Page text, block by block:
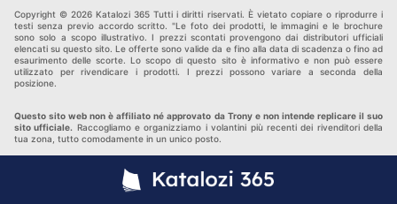
Copyright © 2026 Katalozi 365 Tutti i diritti riservati. È vietato copiare o riprodurre i
testi senza previo accordo scritto. "Le foto dei prodotti, le immagini e le brochure
sono solo a scopo illustrativo. I prezzi scontati provengono dai distributori ufficiali
elencati su questo sito. Le offerte sono valide da e fino alla data di scadenza o fino ad
esaurimento delle scorte. Lo scopo di questo sito è informativo e non può essere
utilizzato per rivendicare i prodotti. I prezzi possono variare a seconda della
posizione.
Questo sito web non è affiliato né approvato da Trony e non intende replicare il suo
sito ufficiale. Raccogliamo e organizziamo i volantini più recenti dei rivenditori della
tua zona, tutto comodamente in un unico posto.